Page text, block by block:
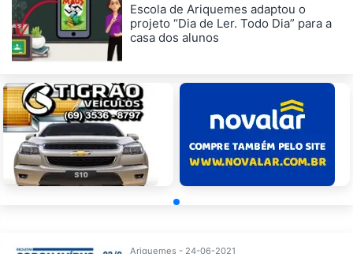
Escola de Ariquemes adaptou o
projeto “Dia de Ler. Todo Dia” para a
casa dos alunos
Ariquemes - 24-06-2021